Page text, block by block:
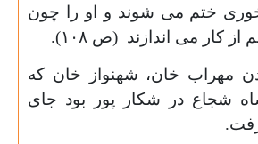
ختم می شوند و او را چون
از کار می اندازند (ص ۱۰۸).
مهراب خان، شهنواز خان که
شجاع در شکار پور بود جای